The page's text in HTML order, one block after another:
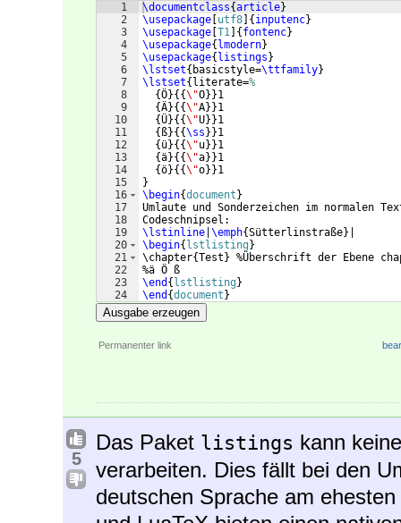
1
2
3
4
5
6
7
8
9
10
11
12
13
14
15
16
17
18
19
20
21
22
23
24
\documentclass{article}
\usepackage utf8 { inputenc}
\usepackage T1 { fontenc}
\usepackage{ lmodern}
\usepackage{ listings }
\lstset{ basicstyle=\ttfamily}
\lstset{ literate=%
{Ö}{{\"O}}1
{Ä}{{\"A}}1
{Ü}{{\"U}}1
{ ß}{{\ss }}1
{ ü}{{\"u}}1
{ä}{{\"a}}1
{ö}{{\"o}}1
}
\begin{document }
Umlaute und Sonderzeichen im normalen
Codeschnipsel:
\lstinline \emph{Sütterlinstraße}
\begin{ lstlisting }
\chapter{Test} %Überschrift der Ebene
%ä Ö ß
\end { lstlisting }
\end {document }
Ausgabe erzeugen
Permanenter link
5
Das Paket listings kann
verarbeiten. Dies fällt bei den
deutschen Sprache am